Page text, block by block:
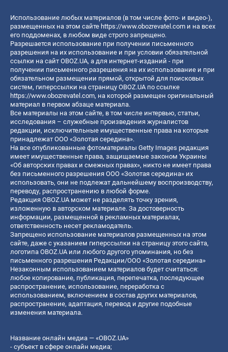
Использование любых материалов (в том числе фото- и видео-),
размещенных на этом сайте https://www.obozrevatel.com и на всех
его поддоменах, в любом виде строго запрещено.
Разрешается использование при получении письменного
разрешения на их использование и при условии обязательной
ссылки на сайт OBOZ.UA, а для интернет-изданий - при
получении письменного разрешения на их использование и при
обязательном размещении прямой, открытой для поисковых
систем, гиперссылки на страницу OBOZ.UA по ссылке
https://www.obozrevatel.com, на которой размещен оригинальный
материал в первом абзаце материала.
Все материалы на этом сайте, в том числе интервью, статьи,
исследования – служебные произведения журналистов
редакции, исключительные имущественные права на которые
принадлежат ООО «Золотая середина».
На все опубликованные фотоматериалы Getty Images редакция
имеет имущественные права, защищаемые законом Украины
«Об авторских правах и смежных правах», никто не имеет права
без письменного разрешения ООО «Золотая середина» их
использовать, они не подлежат дальнейшему воспроизводству,
переводу, распространению в любой форме.
Редакция OBOZ.UA может не разделять точку зрения,
изложенную в авторском материале. За достоверность
информации, размещенной в рекламных материалах,
ответственность несет рекламодатель.
Запрещено использование материалов размещенных на этом
сайте, даже с указанием гиперссылки на страницу этого сайта,
логотипа OBOZ.UA или любого другого упоминания, но без
письменного разрешения Редакции/ООО «Золотая середина»
Незаконным использованием материалов будет считаться:
любое копирование, публикация, перепечатка, последующее
распространение, использование, переработка с
использованием, включением в состав других материалов,
распространение, адаптация, перевод и другие подобные
изменения материала.
Название онлайн медиа — «OBOZ.UA»
- субъект в сфере онлайн медиа;